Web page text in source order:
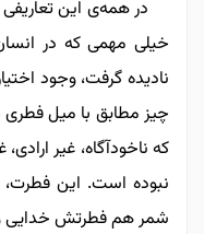
در همه‌ی این
خیلی مهمی که در
نادیده گرفت، وجود
چیز مطابق با میل
که ناخودآگاه، غیر
نبوده است. این
شمر هم فطرتش خدایی